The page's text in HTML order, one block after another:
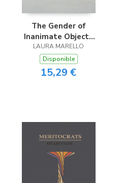
The Gender of
Inanimate Objects
and Other Stories
LAURA MARELLO
Disponible
15,29 €